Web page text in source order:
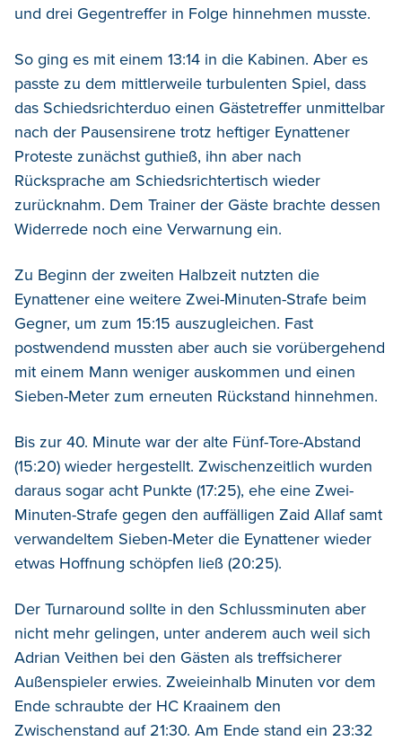
und drei Gegentreffer in Folge hinnehmen musste.
So ging es mit einem 13:14 in die Kabinen. Aber es
passte zu dem mittlerweile turbulenten Spiel, dass
das Schiedsrichterduo einen Gästetreffer unmittelbar
nach der Pausensirene trotz heftiger Eynattener
Proteste zunächst guthieß, ihn aber nach
Rücksprache am Schiedsrichtertisch wieder
zurücknahm. Dem Trainer der Gäste brachte dessen
Widerrede noch eine Verwarnung ein.
Zu Beginn der zweiten Halbzeit nutzten die
Eynattener eine weitere Zwei-Minuten-Strafe beim
Gegner, um zum 15:15 auszugleichen. Fast
postwendend mussten aber auch sie vorübergehend
mit einem Mann weniger auskommen und einen
Sieben-Meter zum erneuten Rückstand hinnehmen.
Bis zur 40. Minute war der alte Fünf-Tore-Abstand
(15:20) wieder hergestellt. Zwischenzeitlich wurden
daraus sogar acht Punkte (17:25), ehe eine Zwei-
Minuten-Strafe gegen den auffälligen Zaid Allaf samt
verwandeltem Sieben-Meter die Eynattener wieder
etwas Hoffnung schöpfen ließ (20:25).
Der Turnaround sollte in den Schlussminuten aber
nicht mehr gelingen, unter anderem auch weil sich
Adrian Veithen bei den Gästen als treffsicherer
Außenspieler erwies. Zweieinhalb Minuten vor dem
Ende schraubte der HC Kraainem den
Zwischenstand auf 21:30. Am Ende stand ein 23:32